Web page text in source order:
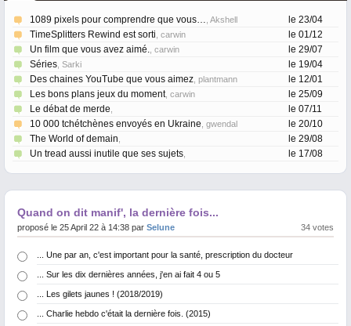
le 23/04
1089 pixels pour comprendre que vous… , Akshell
le 01/12
TimeSplitters Rewind est sorti , carwin
le 29/07
Un film que vous avez aimé. , carwin
le 19/04
Séries , Sarki
le 12/01
Des chaines YouTube que vous aimez , plantmann
le 25/09
Les bons plans jeux du moment, carwin
le 07/11
Le débat de merde
le 20/10
10 000 tchétchènes envoyés en Ukraine , gwendal
le 29/08
The World of demain
le 17/08
Un tread aussi inutile que ses sujets
Quand on dit manif', la dernière fois...
34 votes
proposé le 25 April 22 à 14:38 par Selune
... Une par an, c'est important pour la santé, prescription du docteur
... Sur les dix dernières années, j'en ai fait 4 ou 5
... Les gilets jaunes ! (2018/2019)
... Charlie hebdo c'était la dernière fois. (2015)